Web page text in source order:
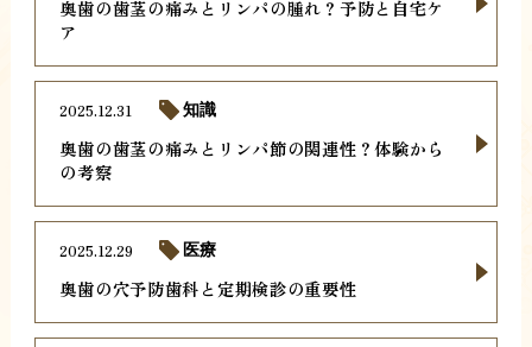
奥歯の歯茎の痛みとリンパの腫れ？予防と自宅ケ
ア
奥歯の歯茎の痛みとリンパ節の関連性？体験から
の考察
2025.12.31 知識
奥歯の穴予防歯科と定期検診の重要性
2025.12.29 医療